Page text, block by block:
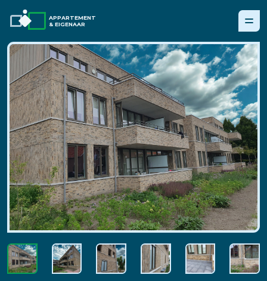
APPARTEMENT
& EIGENAAR